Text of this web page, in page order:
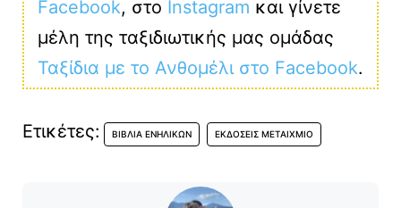
Facebook, στο Instagram και γίνετε
μέλη της ταξιδιωτικής μας ομάδας
Ταξίδια με το Ανθομέλι στο Facebook.
Ετικέτες: ΒΙΒΛΊΑ ΕΝΗΛΊΚΩΝ ΕΚΔΌΣΕΙΣ ΜΕΤΑΊΧΜΙΟ